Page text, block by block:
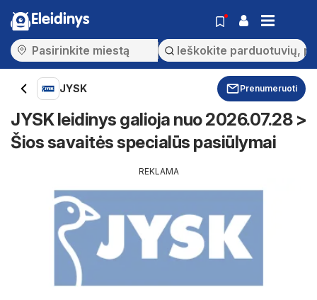
Eleidinys
JYSK Prenumeruoti
JYSK leidinys galioja nuo 2026.07.28 >
Šios savaitės specialūs pasiūlymai
REKLAMA